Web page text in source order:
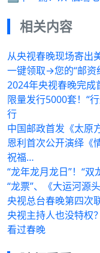
相关内容
从央视春晚现场寄出
一键领取→您的“邮资
2024年央视春晚完成
限量发行5000套！“
行
中国邮政首发《太原
恩利首次公开演绎《
祝福…
“龙年龙月龙日”！“
“龙票”、《大运河源
央视总台春晚第四次
央视主持人也没特权
看过春晚